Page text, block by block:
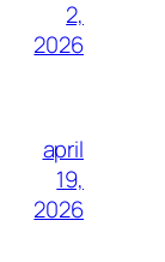
2,
2026
april
19,
2026